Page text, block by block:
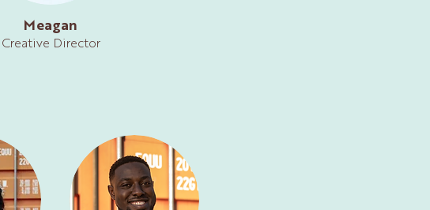
Meagan
Creative Director